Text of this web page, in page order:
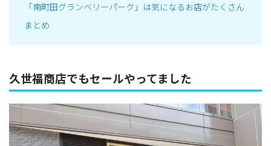
「南町田グランベリーパーク」は気になるお店がたくさん
まとめ
久世福商店でもセールやってました